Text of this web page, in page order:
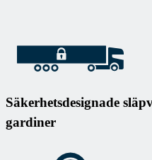
Säkerhetsdesignade
gardiner